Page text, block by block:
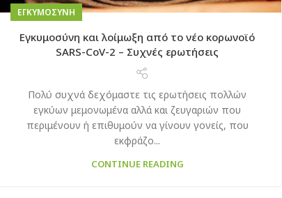
EΓΚΥΜΟΣΎΝΗ
Εγκυμοσύνη και λοίμωξη από το νέο κορωνοϊό
SARS-CoV-2 – Συχνές ερωτήσεις
Πολύ συχνά δεχόμαστε τις ερωτήσεις πολλών
εγκύων μεμονωμένα αλλά και ζευγαριών που
περιμένουν ή επιθυμούν να γίνουν γονείς, που
εκφράζο...
CONTINUE READING